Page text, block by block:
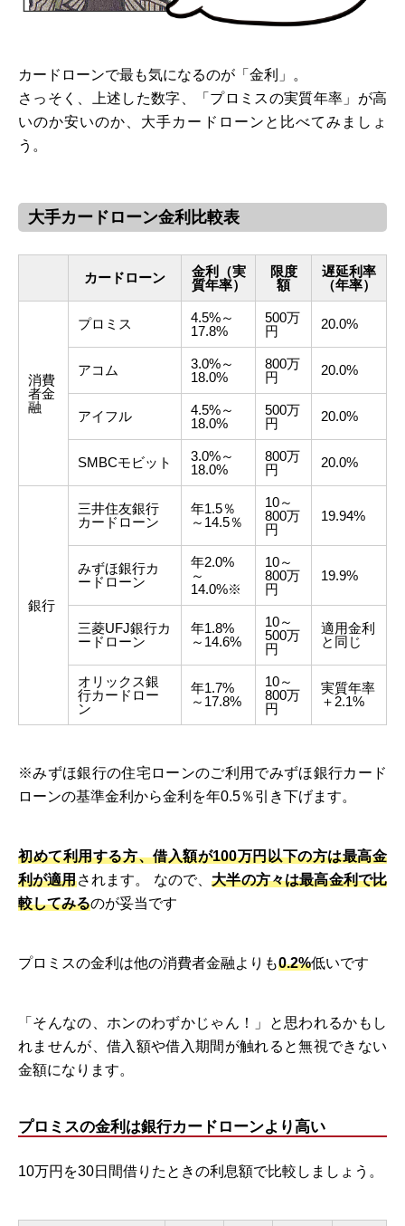
カードローンで最も気になるのが「金利」。
さっそく、上述した数字、「プロミスの実質年率」が高
いのか安いのか、大手カードローンと比べてみましょ
う。
大手カードローン金利比較表
カードローン
金利（実
質年率）
限度
額
遅延利率
（年率）
消費
者金
融
プロミス
4.5%～
17.8%
500万
円
20.0%
アコム
3.0%～
18.0%
800万
円
20.0%
アイフル
4.5%～
18.0%
500万
円
20.0%
SMBCモビット
3.0%～
18.0%
800万
円
20.0%
銀行
三井住友銀行
カードローン
年1.5％
～14.5％
10～
800万
円
19.94%
みずほ銀行カ
ードローン
年2.0%
～
14.0%※
10～
800万
円
19.9%
三菱UFJ銀行カ
ードローン
年1.8%
～14.6%
10～
500万
円
適用金利
と同じ
オリックス銀
行カードロー
ン
年1.7%
～17.8%
10～
800万
円
実質年率
＋2.1%
※みずほ銀行の住宅ローンのご利用でみずほ銀行カード
ローンの基準金利から金利を年0.5％引き下げます。
初めて利用する方、借入額が100万円以下の方は最高金
利が適用されます。 なので、大半の方々は最高金利で比
較してみるのが妥当です
プロミスの金利は他の消費者金融よりも0.2%低いです
「そんなの、ホンのわずかじゃん！」と思われるかもし
れませんが、借入額や借入期間が触れると無視できない
金額になります。
プロミスの金利は銀行カードローンより高い
10万円を30日間借りたときの利息額で比較しましょう。